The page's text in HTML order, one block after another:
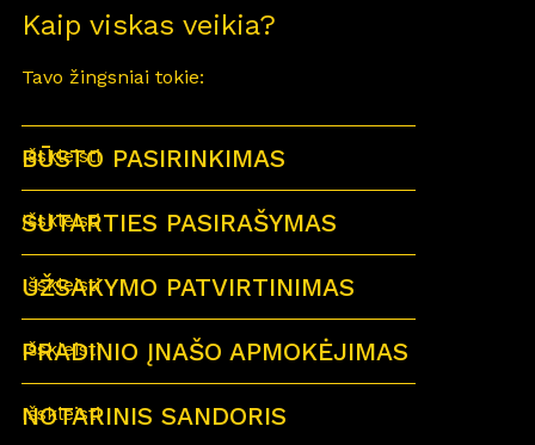
Kaip viskas veikia?
Tavo žingsniai tokie:
Išskleisti
BŪSTO PASIRINKIMAS
Išskleisti
SUTARTIES PASIRAŠYMAS
Išskleisti
UŽSAKYMO PATVIRTINIMAS
Išskleisti
PRADINIO ĮNAŠO APMOKĖJIMAS
Išskleisti
NOTARINIS SANDORIS